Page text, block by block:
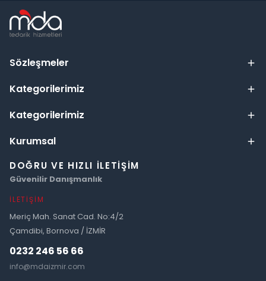
Sözleşmeler
Kategorilerimiz
Kategorilerimiz
Kurumsal
DOĞRU VE HIZLI İLETIŞIM
Güvenilir Danışmanlık
İLETIŞIM
Meriç Mah. Sanat Cad. No:4/2
Çamdibi, Bornova / İZMİR
0232 246 56 66
info@mdaizmir.com